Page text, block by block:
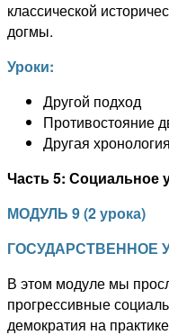
классической
догмы.
Уроки:
Другой подход
Противостояние
Другая хронология
Часть 5: Социальное
МОДУЛЬ 9(2урока)
ГОСУДАРСТВЕННОЕ
В этом модуле мы
прогрессивные
демократия на